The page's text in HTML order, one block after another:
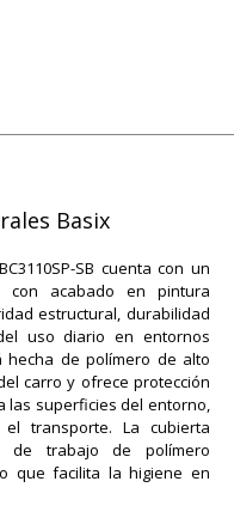
Basix
SB cuenta con un
acabado en pintura
estructural, durabilidad
uso diario en entornos
hecha de polímero de alto
carro y ofrece protección
las superficies del entorno,
transporte. La cubierta
de trabajo de polímero
que facilita la higiene en